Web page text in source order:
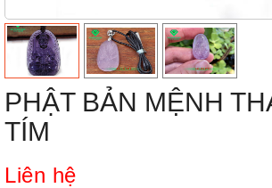
PHẬT BẢN MỆNH
TÍM
Liên hệ